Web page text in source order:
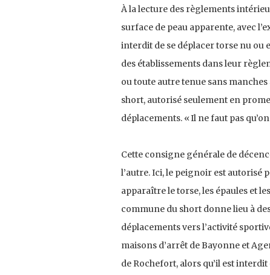
À la lecture des règlements
surface de peau apparente, avec
interdit de se déplacer torse nu ou
des établissements dans leur
ou toute autre tenue sans
short, autorisé seulement en
déplacements. « Il ne faut pas
Cette consigne générale de
l’autre. Ici, le peignoir est autorisé
apparaître le torse, les épaules et
commune du short donne lieu à
déplacements vers l’activité
maisons d’arrêt de Bayonne et
de Rochefort, alors qu’il est